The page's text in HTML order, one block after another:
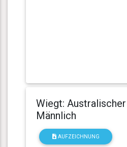
Wiegt:
Männlich
AUFZEICHNUNG